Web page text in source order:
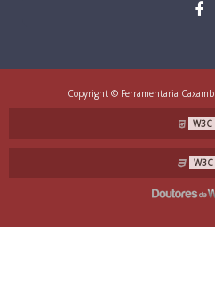
Copyright © Ferramentaria
W3C
W3C